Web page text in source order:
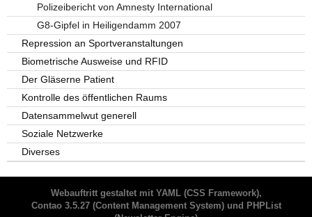
Polizeibericht von Amnesty International
G8-Gipfel in Heiligendamm 2007
Repression an Sportveranstaltungen
Biometrische Ausweise und RFID
Der Gläserne Patient
Kontrolle des öffentlichen Raums
Datensammelwut generell
Soziale Netzwerke
Diverses
Webauftritt gestaltet mit YAML(CSS Framework),
Contao 3.5.27(Content Management System) und PHPList